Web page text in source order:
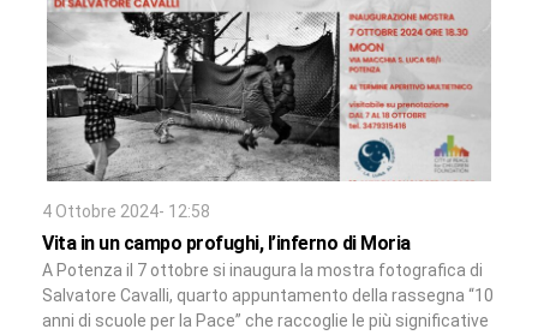
4 Ottobre 2024- 12:58
Vita in un campo profughi, l’inferno di Moria
A Potenza il 7 ottobre si inaugura la mostra fotografica di
Salvatore Cavalli, quarto appuntamento della rassegna “10
anni di scuole per la Pace” che raccoglie le più significative